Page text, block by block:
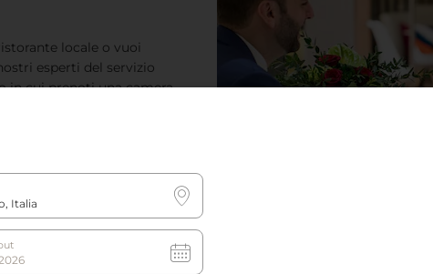
locale o vuoi
esperti del servizio
in cui prenoti una camera
possono essere la tua